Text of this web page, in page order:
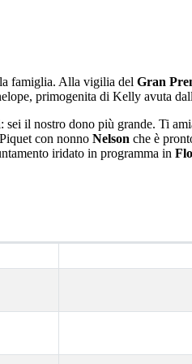
famiglia. Alla vigilia del Gran
primogenita di Kelly avuta
il nostro dono più grande. Ti
con nonno Nelson che è
iridato in programma in